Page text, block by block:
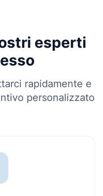
esperti
rapidamente e
personalizzato